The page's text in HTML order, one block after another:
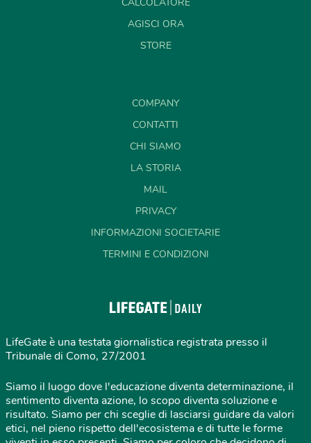
AGISCI ORA
STORE
COMPANY
CONTATTI
CHI SIAMO
LA STORIA
MAIL
PRIVACY
INFORMAZIONI SOCIETARIE
TERMINI E CONDIZIONI
LifeGate è una testata giornalistica registrata presso il
Tribunale di Como, 27/2001
Siamo il luogo dove l'educazione diventa determinazione, il
sentimento diventa azione, lo scopo diventa soluzione e
risultato. Siamo per chi sceglie di lasciarsi guidare da valori
etici, nel pieno rispetto dell'ecosistema e di tutte le forme